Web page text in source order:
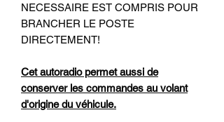
NECESSAIRE EST COMPRIS POUR
BRANCHER LE POSTE
DIRECTEMENT!
Cet autoradio permet aussi de
conserver les commandes au volant
d'origine du véhicule.